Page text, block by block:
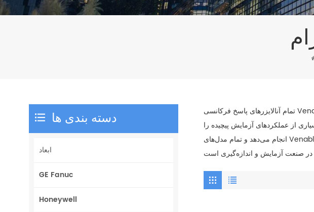
تمام آنالایزرهای پاسخ فرکانسی Venable، جدیدترین فناوری آنالوگ و دیجیتال را با DSP پیشرفته ترکیب می‌کنند تا آزمایش، اندازه‌گیری و تجزیه و تحلیل
از عملکردهای آزمایش پیچیده را
انجام می‌دهد و تمام مدل‌های Venable از فرکانس گسترش‌یافته 10μHz تا 40MHz پشتیبانی می‌کنند و نوسان‌ساز و کانال‌ها تا 600Vpk ایزوله شده‌اند که
دسته بندی ها
ابعاد
GE Fanuc
Honeywell